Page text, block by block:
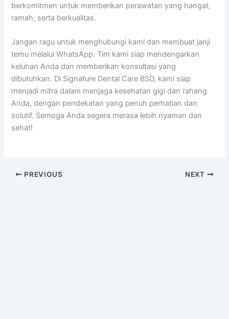
berkomitmen untuk memberikan perawatan yang hangat,
ramah, serta berkualitas.
Jangan ragu untuk menghubungi kami dan membuat janji
temu melalui WhatsApp. Tim kami siap mendengarkan
keluhan Anda dan memberikan konsultasi yang
dibutuhkan. Di Signature Dental Care BSD, kami siap
menjadi mitra dalam menjaga kesehatan gigi dan rahang
Anda, dengan pendekatan yang penuh perhatian dan
solutif. Semoga Anda segera merasa lebih nyaman dan
sehat!
PREVIOUS NEXT